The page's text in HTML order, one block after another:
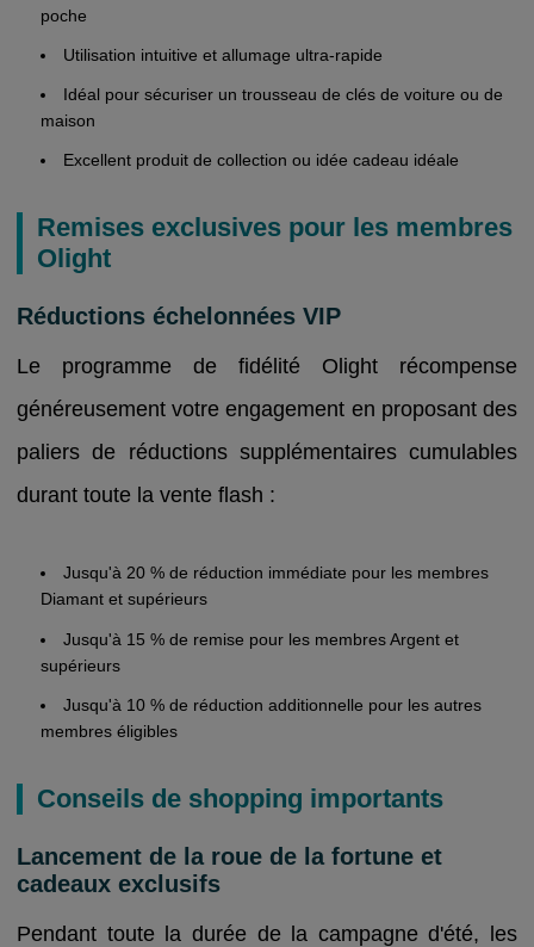
poche
Utilisation intuitive et allumage ultra-rapide
Idéal pour sécuriser un trousseau de clés de voiture ou de
maison
Excellent produit de collection ou idée cadeau idéale
Remises exclusives pour les membres
Olight
Réductions échelonnées VIP
Le programme de fidélité Olight récompense
généreusement votre engagement en proposant des
paliers de réductions supplémentaires cumulables
durant toute la vente flash :
Jusqu'à 20 % de réduction immédiate pour les membres
Diamant et supérieurs
Jusqu'à 15 % de remise pour les membres Argent et
supérieurs
Jusqu'à 10 % de réduction additionnelle pour les autres
membres éligibles
Conseils de shopping importants
Lancement de la roue de la fortune et
cadeaux exclusifs
Pendant toute la durée de la campagne d'été, les